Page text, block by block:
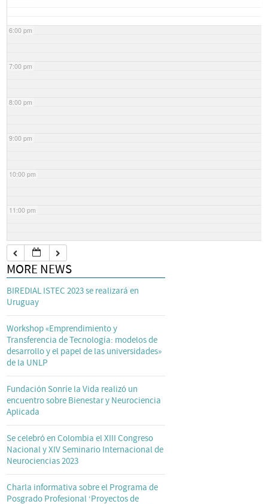
6:00 pm
7:00 pm
8:00 pm
9:00 pm
10:00 pm
11:00 pm
MORE NEWS
BIREDIAL ISTEC 2023 se realizará en
Uruguay
Workshop «Emprendimiento y
Transferencia de Tecnología: modelos de
desarrollo y el papel de las universidades»
de la UNLP
Fundación Sonríe la Vida realizó un
encuentro sobre Bienestar y Neurociencia
Aplicada
Se celebró en Colombia el XIII Congreso
Nacional y XIV Seminario Internacional de
Neurociencias 2023
Charla informativa sobre el Programa de
Posgrado Profesional ‘Proyectos de